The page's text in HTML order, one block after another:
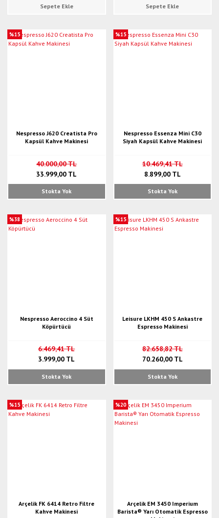
Sepete Ekle Sepete Ekle
%15
Nespresso J620 Creatista Pro
Kapsül Kahve Makinesi
40.000,00 TL
33.999,00 TL
Stokta Yok
%15
Nespresso Essenza Mini C30
Siyah Kapsül Kahve Makinesi
10.469,41 TL
8.899,00 TL
Stokta Yok
%38
Nespresso Aeroccino 4 Süt
Köpürtücü
6.469,41 TL
3.999,00 TL
Stokta Yok
%15
Leisure LKHM 450 S Ankastre
Espresso Makinesi
82.658,82 TL
70.260,00 TL
Stokta Yok
%15
Arçelik FK 6414 Retro Filtre
Kahve Makinesi
%20
Arçelik EM 3450 Imperium
Barista® Yarı Otomatik Espresso